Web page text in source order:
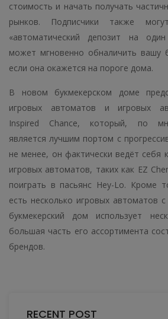
стоимость и начать получать
рынков. Подписчики также
«автоматический депозит на
может мгновенно обналичить вашу
если она окажется на пороге дома.
В новом букмекерском доме
игровых автоматов и игровых
Inspired Chance, который, по
является лучшим портом с
не менее, он фактически ведёт себя
игровых автоматов, таких как EZ
поиграть в пасьянс Hey-Lo. Кроме
есть несколько игровых автоматов
букмекерский дом использует
большая часть его ассортимента
брендов.
RECENT POST